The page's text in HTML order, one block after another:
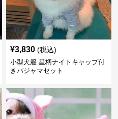
¥3,830 (税込)
小型犬服 星柄ナイトキャップ付
きパジャマセット